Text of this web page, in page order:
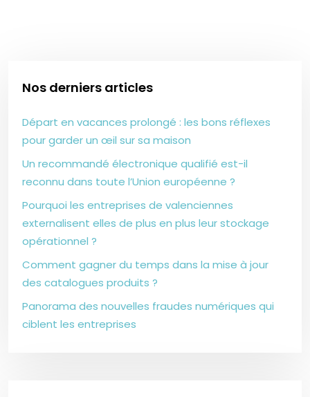
Nos derniers articles
Départ en vacances prolongé : les bons réflexes
pour garder un œil sur sa maison
Un recommandé électronique qualifié est-il
reconnu dans toute l’Union européenne ?
Pourquoi les entreprises de valenciennes
externalisent elles de plus en plus leur stockage
opérationnel ?
Comment gagner du temps dans la mise à jour
des catalogues produits ?
Panorama des nouvelles fraudes numériques qui
ciblent les entreprises